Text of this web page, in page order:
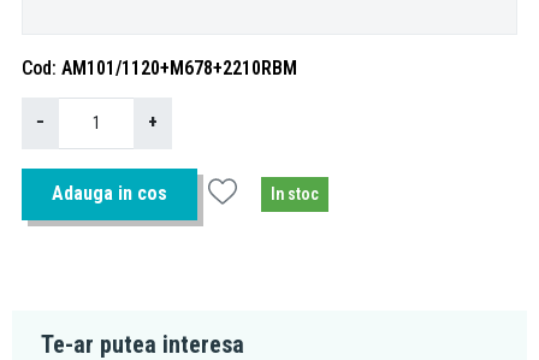
Cod AM101/1120+M678+2210RBM
− +
Adauga in cos In stoc
Te-ar putea interesa